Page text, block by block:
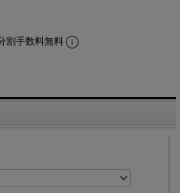
割手数料無料